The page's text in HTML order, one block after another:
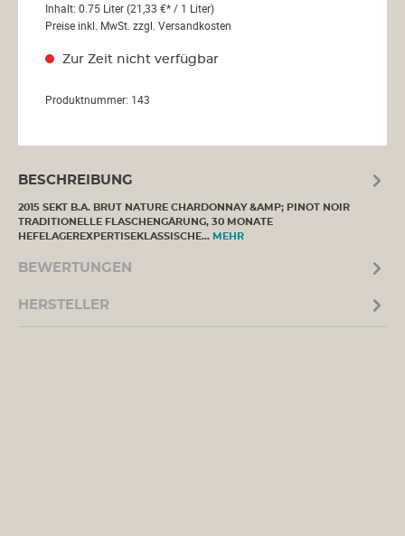
Inhalt: 0.75 Liter(21,33 €* / 1 Liter)
Preise inkl. MwSt. zzgl. Versandkosten
Zur Zeit nicht verfügbar
Produktnummer: 143
BESCHREIBUNG
2015 SEKT B.A. BRUT NATURE CHARDONNAY &AMP; PINOT NOIR
TRADITIONELLE FLASCHENGÄRUNG, 30 MONATE
HEFELAGEREXPERTISEKLASSISCHE… MEHR
BEWERTUNGEN
HERSTELLER